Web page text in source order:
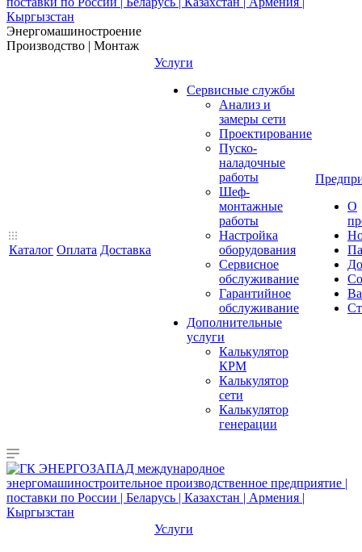
Энергомашиностроение
Производство | Монтаж
Каталог Оплата Доставка
Услуги
Сервисные службы
Анализ и
замеры сети
Проектирование
Пуско-
наладочные
работы
Шеф-
монтажные
работы
Настройка
оборудования
Сервисное
обслуживание
Гарантийное
обслуживание
Дополнительные
услуги
Калькулятор
КРМ
Калькулятор
сети
Калькулятор
генерации
О
Услуги